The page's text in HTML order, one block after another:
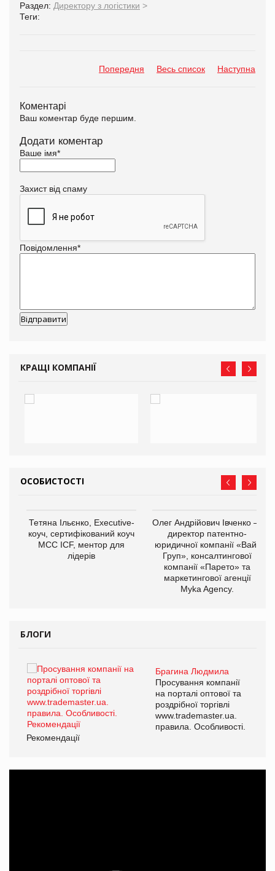
Раздел: Директору з логістики >
Теги:
Попередня Весь список Наступна
Коментарі
Ваш коментар буде першим.
Додати коментар
Ваше імя*
Захист від спаму
Повідомлення*
КРАЩІ КОМПАНІЇ
ОСОБИСТОСТІ
Тетяна Ільєнко, Executive-
коуч, сертифікований коуч
МСС ICF, ментор для
лідерів
Олег Андрійович Івченко —
директор патентно-
юридичної компанії «Вайз
Груп», консалтингової
компанії «Парето» та
маркетингової агенції
Myka Agency.
БЛОГИ
Брагина Людмила
Просування компанії
на порталі оптової та
роздрібної торгівлі
www.trademaster.ua.
правила. Особливості.
Рекомендації